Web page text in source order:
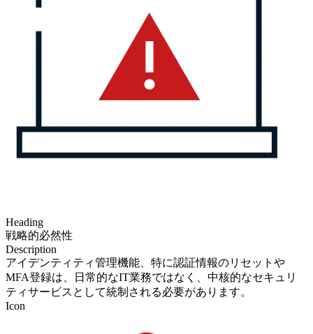
Heading
戦略的必然性
Description
アイデンティティ管理機能、特に認証情報のリセットや
MFA登録は、日常的なIT業務ではなく、中核的なセキュリ
ティサービスとして統制される必要があります。
Icon